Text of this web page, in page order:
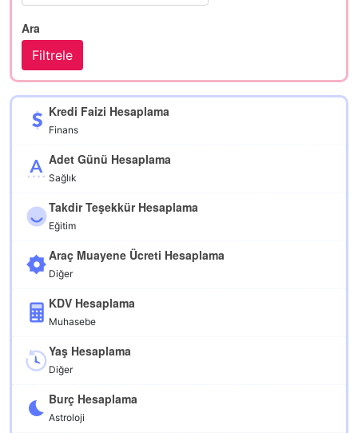
Ara
Kredi Faizi Hesaplama
Finans
Adet Günü Hesaplama
Sağlık
Takdir Teşekkür Hesaplama
Eğitim
Araç Muayene Ücreti Hesaplama
Diğer
KDV Hesaplama
Muhasebe
Yaş Hesaplama
Diğer
Burç Hesaplama
Astroloji